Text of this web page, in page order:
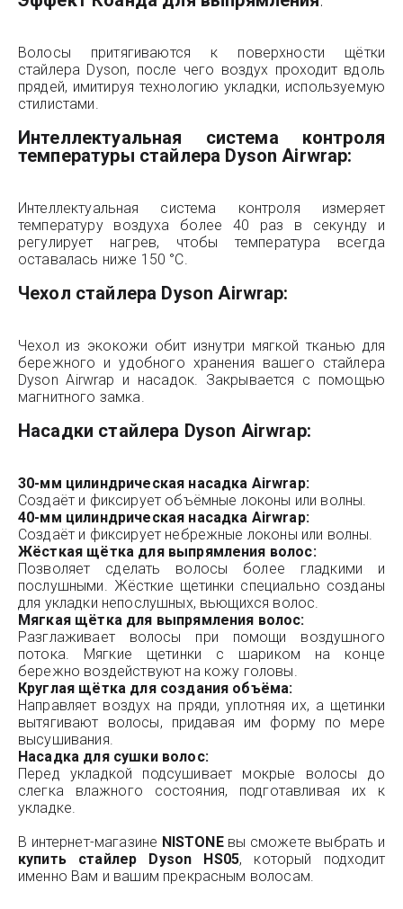
Волосы притягиваются к поверхности щётки
стайлера Dyson, после чего воздух проходит вдоль
прядей, имитируя технологию укладки, используемую
стилистами.
Интеллектуальная система контроля
температуры стайлера Dyson Airwrap:
Интеллектуальная система контроля измеряет
температуру воздуха более 40 раз в секунду и
регулирует нагрев, чтобы температура всегда
оставалась ниже 150 °C.
Чехол стайлера Dyson Airwrap:
Чехол из экокожи обит изнутри мягкой тканью для
бережного и удобного хранения вашего стайлера
Dyson Airwrap и насадок. Закрывается с помощью
магнитного замка.
Насадки стайлера Dyson Airwrap:
30-мм цилиндрическая насадка Airwrap:
Создаёт и фиксирует объёмные локоны или волны.
40-мм цилиндрическая насадка Airwrap:
Создаёт и фиксирует небрежные локоны или волны.
Жёсткая щётка для выпрямления волос:
Позволяет сделать волосы более гладкими и
послушными. Жёсткие щетинки специально созданы
для укладки непослушных, вьющихся волос.
Мягкая щётка для выпрямления волос:
Разглаживает волосы при помощи воздушного
потока. Мягкие щетинки с шариком на конце
бережно воздействуют на кожу головы.
Круглая щётка для создания объёма:
Направляет воздух на пряди, уплотняя их, а щетинки
вытягивают волосы, придавая им форму по мере
высушивания.
Насадка для сушки волос:
Перед укладкой подсушивает мокрые волосы до
слегка влажного состояния, подготавливая их к
укладке.
В интернет-магазине NISTONEвы сможете выбрать и
купить стайлер Dyson HS05, который подходит
именно Вам и вашим прекрасным волосам.